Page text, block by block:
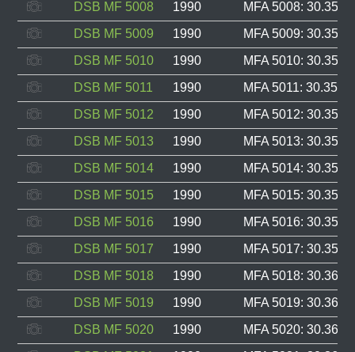
DSB MF 5008
1990
MFA 5008:
DSB MF 5009
1990
MFA 5009:
DSB MF 5010
1990
MFA 5010:
DSB MF 5011
1990
MFA 5011: 30.353,
DSB MF 5012
1990
MFA 5012:
DSB MF 5013
1990
MFA 5013:
DSB MF 5014
1990
MFA 5014:
DSB MF 5015
1990
MFA 5015:
DSB MF 5016
1990
MFA 5016:
DSB MF 5017
1990
MFA 5017:
DSB MF 5018
1990
MFA 5018:
DSB MF 5019
1990
MFA 5019:
DSB MF 5020
1990
MFA 5020: